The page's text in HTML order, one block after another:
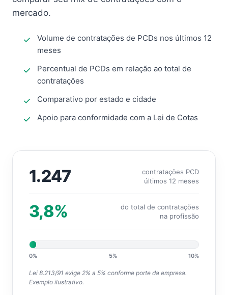
mercado.
Volume de contratações de PCDs nos últimos 12
meses
Percentual de PCDs em relação ao total de
contratações
Comparativo por estado e cidade
Apoio para conformidade com a Lei de Cotas
1.247
contratações PCD
últimos 12 meses
3,8%
do total de contratações
na profissão
0% 5% 10%
Lei 8.213/91 exige 2% a 5% conforme porte da empresa.
Exemplo ilustrativo.